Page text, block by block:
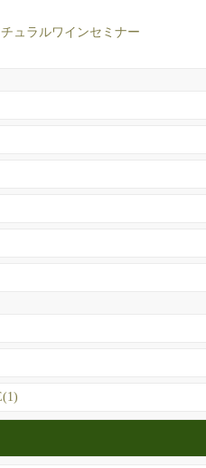
ュラルワインセミナー